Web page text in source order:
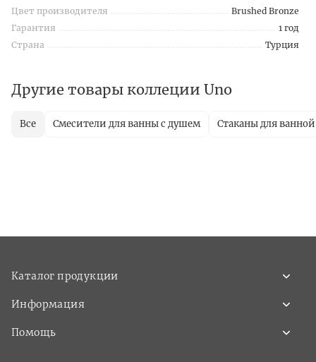
Цвет производителя
Brushed Bronze
Гарантия
1 год
Страна
Турция
Другие товары коллеции Uno
Все Смесители для ванны с душем Стаканы для ванной
Каталог продукции
Информация
Помощь